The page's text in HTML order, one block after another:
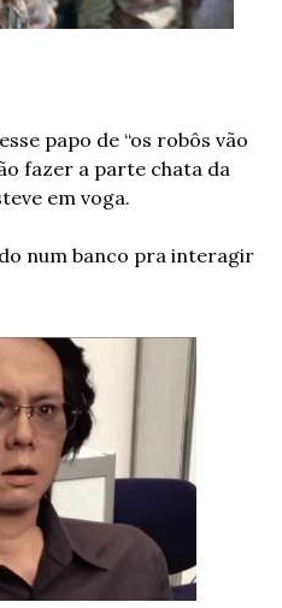
papo de “os robôs vão
fazer a parte chata da
em voga.
num banco pra interagir